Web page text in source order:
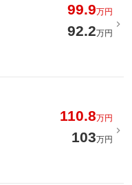
99.9万円
92.2万円
110.8万円
103万円